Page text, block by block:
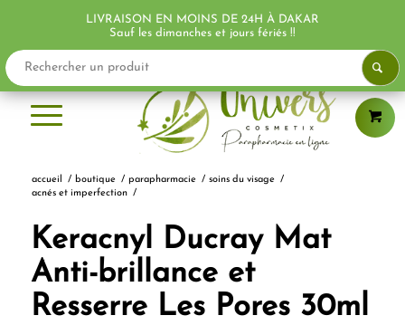
accueil / boutique / parapharmacie / soins du visage
/
acnés et imperfection /
PROMO !
Keracnyl Ducray Mat
Anti-brillance et
Resserre Les Pores 30ml
LIVRAISON EN MOINS DE 24H À DAKAR
Sauf les dimanches et jours fériés !!